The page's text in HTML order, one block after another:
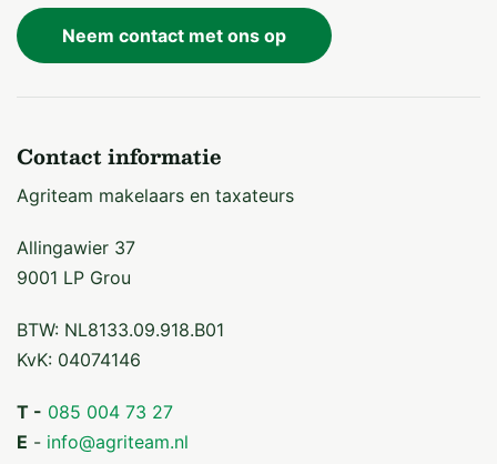
Neem contact met ons op
Contact informatie
Agriteam makelaars en taxateurs
Allingawier 37
9001 LP Grou
BTW: NL8133.09.918.B01
KvK: 04074146
T - 085 004 73 27
E - info@agriteam.nl